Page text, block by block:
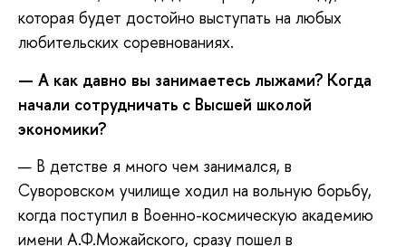
которая будет достойно выступать на любых
любительских соревнованиях.
— А как давно вы занимаетесь лыжами? Когда
начали сотрудничать с Высшей школой
экономики?
— В детстве я много чем занимался, в
Суворовском училище ходил на вольную борьбу,
когда поступил в Военно-космическую академию
имени А.Ф.Можайского, сразу пошел в